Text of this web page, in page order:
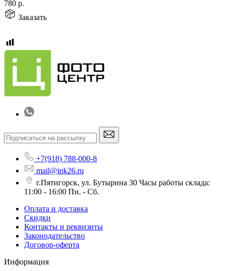
780 р.
Заказать
+7(918) 788-000-8
mail@ink26.ru
г.Пятигорск, ул. Бутырина 30 Часы работы склада:
11:00 - 16:00 Пн. - Сб.
Оплата и доставка
Скидки
Контакты и реквизиты
Законодательство
Договор-оферта
Информация